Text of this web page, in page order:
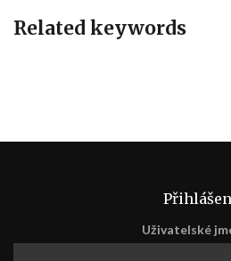
Related keywords
Uživatelské